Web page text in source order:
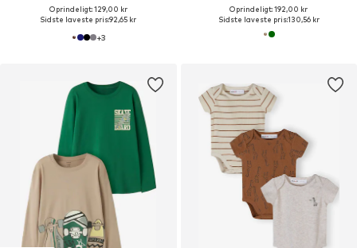
Oprindeligt: 129,00 kr
Sidste laveste pris:92,65 kr
+3
Oprindeligt: 192,00 kr
Sidste laveste pris:130,56 kr